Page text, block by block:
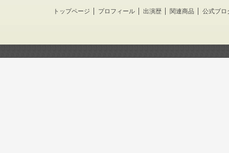
トップページ プロフィール 出演歴 関連商品 公式ブロ